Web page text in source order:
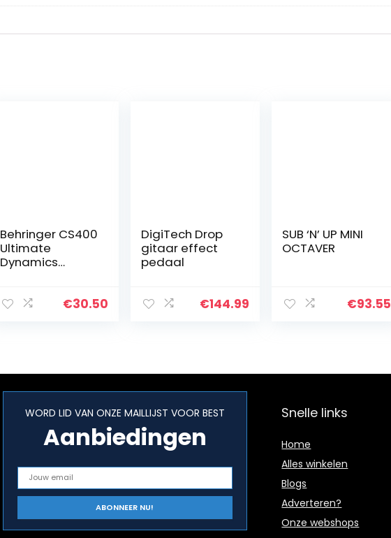
Behringer CS400
Ultimate
Dynamics
€30.50
DigiTech Drop
gitaar effect
pedaal
€144.99
SUB ‘N’ UP MINI
OCTAVER
€93.55
WORD LID VAN ONZE MAILLIJST VOOR BEST
Aanbiedingen
Snelle links
Home
Alles winkelen
Blogs
Adverteren?
Onze webshops